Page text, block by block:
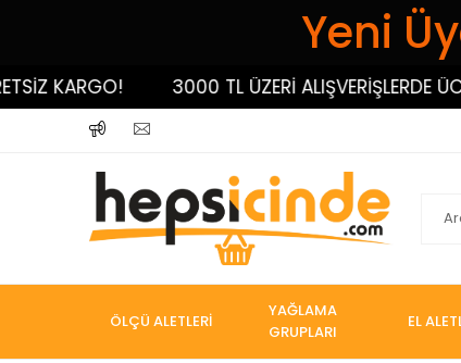
Yeni
KARGO! 3000 TL ÜZERİ ALIŞVERİŞLERDE
ÖLÇÜ ALETLERİ
YAĞLAMA
GRUPLARI
EL